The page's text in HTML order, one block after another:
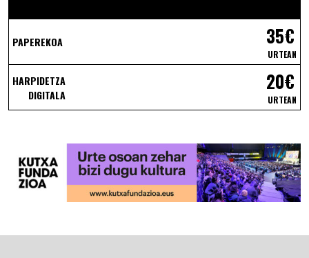
PAPEREKOA 35€
URTEAN
HARPIDETZA
DIGITALA
20€
URTEAN